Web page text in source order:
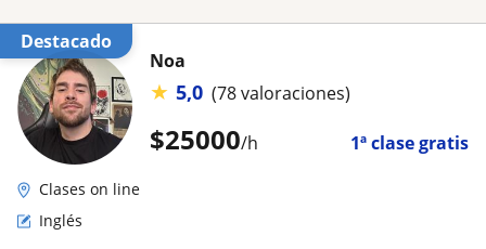
Destacado
$25000/h 1ª clase gratis
Noa
★ 5,0 (78 valoraciones)
Clases on line
Inglés